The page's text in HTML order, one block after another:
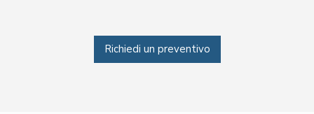
Richiedi un preventivo